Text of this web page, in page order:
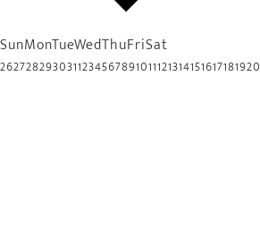
SunMonTueWedThuFriSat
2627282930311234567891011121314151617181920